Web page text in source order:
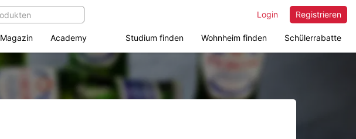
Registrieren
Login
Magazin Academy Studium finden Wohnheim finden Schülerrabatte